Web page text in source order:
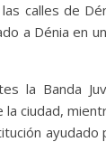
calles de
a Dénia en
la Banda
ciudad,